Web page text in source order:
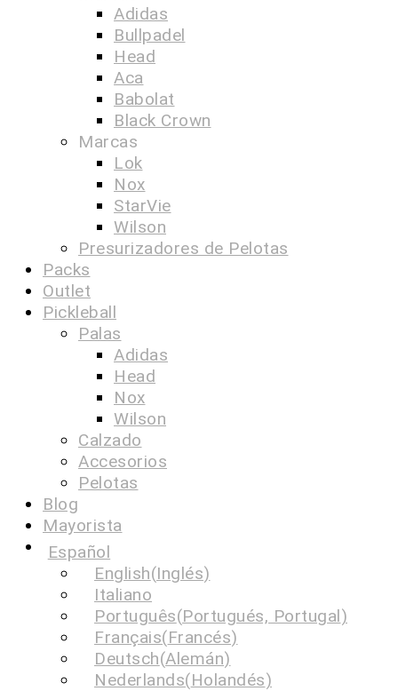
Adidas
Bullpadel
Head
Aca
Babolat
Black Crown
Marcas
Lok
Nox
StarVie
Wilson
Presurizadores de Pelotas
Packs
Outlet
Pickleball
Palas
Adidas
Head
Nox
Wilson
Calzado
Accesorios
Pelotas
Blog
Mayorista
Español
English(Inglés)
Italiano
Português(Portugués, Portugal)
Français(Francés)
Deutsch(Alemán)
Nederlands(Holandés)